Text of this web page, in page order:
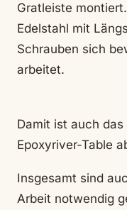
Gratleiste
Edelstahl mit
Schrauben sich
arbeitet.
Damit ist auch
Epoxyriver-Table
Insgesamt sind
Arbeit notwendig